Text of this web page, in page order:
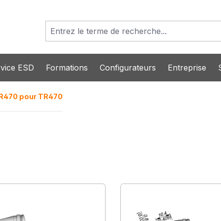
ESD Formations Configurateurs Entreprise
pour TR470